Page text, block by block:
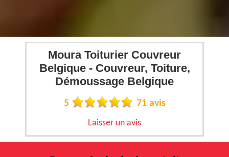
Moura Toiturier Couvreur
Belgique - Couvreur, Toiture,
Démoussage Belgique
5 71 avis
Laisser un avis